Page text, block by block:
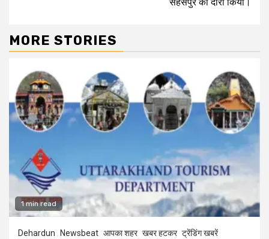
MORE STORIES
1 min read
Dehardun Newsbeat आपका शहर खबर हटकर ट्रेंडिंग खबरें